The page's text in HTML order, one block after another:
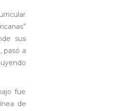
sus
pasó a
fue
de